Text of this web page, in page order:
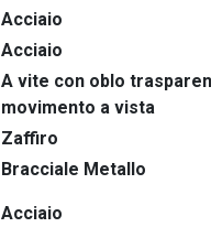
Acciaio
Acciaio
A vite con oblo
movimento a vista
Zaffiro
Bracciale Metallo
Acciaio